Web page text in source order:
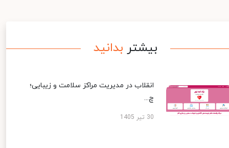
بیشتر بدانید
انقلاب در مدیریت مراکز سلامت و زیبایی؛
چ...
30 تیر 1405